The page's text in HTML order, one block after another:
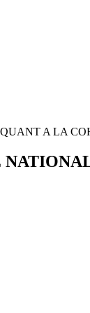
A LA